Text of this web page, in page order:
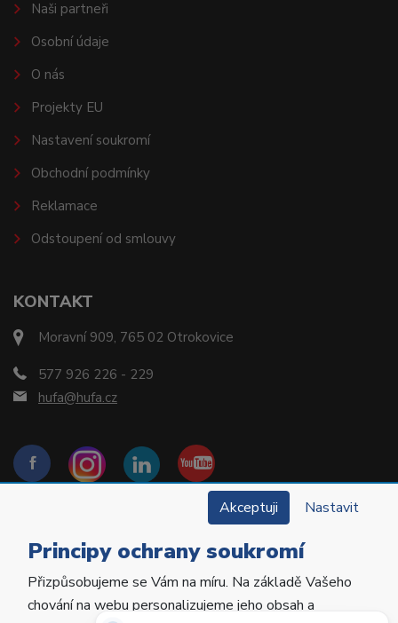
KONTAKT
Moravní 909, 765 02 Otrokovice
577 926 226 - 229
hufa@hufa.cz
Naši partneři
Osobní údaje
O nás
Projekty EU
Nastavení soukromí
Obchodní podmínky
Reklamace
Odstoupení od smlouvy
Copyright © 2022 Hu-Fa Dental a.s. Všechna práva
vyhrazena.
Akceptuji Nastavit
Principy ochrany soukromí
Přizpůsobujeme se Vám na míru. Na základě Vašeho
chování na webu personalizujeme jeho obsah a
Potřebujete poradit?Zeptejte se našeho